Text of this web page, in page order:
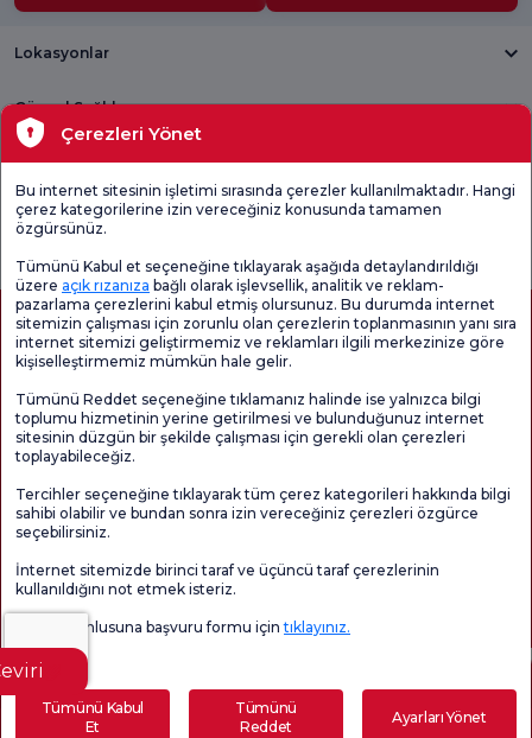
İçindekiler
Hamilelikte Kaşıntı Neden Ortaya Çıkar?
Lokasyonlar
Güncel Sağlık
Tıbbi Birimler
Genel
Memnuniyet
Sayfa içeriği sadece bilgilendirme amaçlıdır. Tanı ve tedavi için mutlaka
doktorunuza başvurunuz.
@2026 Grup Florence Nightingale Hastaneleri
Editör: Uğurcan Durmuş - 0 549 455 55 46. - Güncelleme Tarihi: 07.08.2026
Çerezleri Yönet
Bu internet sitesinin işletimi sırasında çerezler kullanılmaktadır. Hangi
çerez kategorilerine izin vereceğiniz konusunda tamamen
özgürsünüz.
Tümünü Kabul et seçeneğine tıklayarak aşağıda detaylandırıldığı
üzere açık rızanıza bağlı olarak işlevsellik, analitik ve reklam-
pazarlama çerezlerini kabul etmiş olursunuz. Bu durumda internet
sitemizin çalışması için zorunlu olan çerezlerin toplanmasının yanı sıra
internet sitemizi geliştirmemiz ve reklamları ilgili merkezinize göre
kişiselleştirmemiz mümkün hale gelir.
Tümünü Reddet seçeneğine tıklamanız halinde ise yalnızca bilgi
toplumu hizmetinin yerine getirilmesi ve bulunduğunuz internet
sitesinin düzgün bir şekilde çalışması için gerekli olan çerezleri
toplayabileceğiz.
Tercihler seçeneğine tıklayarak tüm çerez kategorileri hakkında bilgi
sahibi olabilir ve bundan sonra izin vereceğiniz çerezleri özgürce
seçebilirsiniz.
İnternet sitemizde birinci taraf ve üçüncü taraf çerezlerinin
kullanıldığını not etmek isteriz.
Veri sorumlusuna başvuru formu içintıklayınız.
Tümünü Kabul
Et
Tümünü
Reddet
Ayarları Yönet